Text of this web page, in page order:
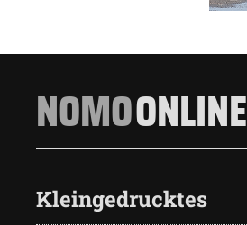
NOMOONLINE
Kleingedrucktes